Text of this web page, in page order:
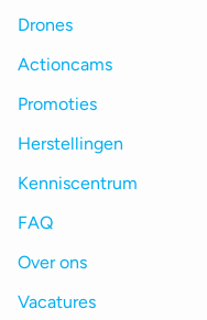
Drones
Actioncams
Promoties
Herstellingen
Kenniscentrum
FAQ
Over ons
Vacatures